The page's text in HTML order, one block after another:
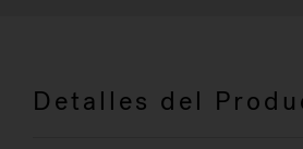
Detalles del